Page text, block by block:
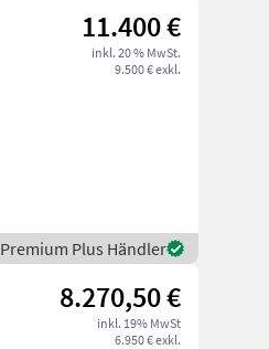
11.400 €
inkl. 20 % MwSt.
9.500 € exkl.
Premium Plus Händler
8.270,50 €
inkl. 19% MwSt
6.950 € exkl.